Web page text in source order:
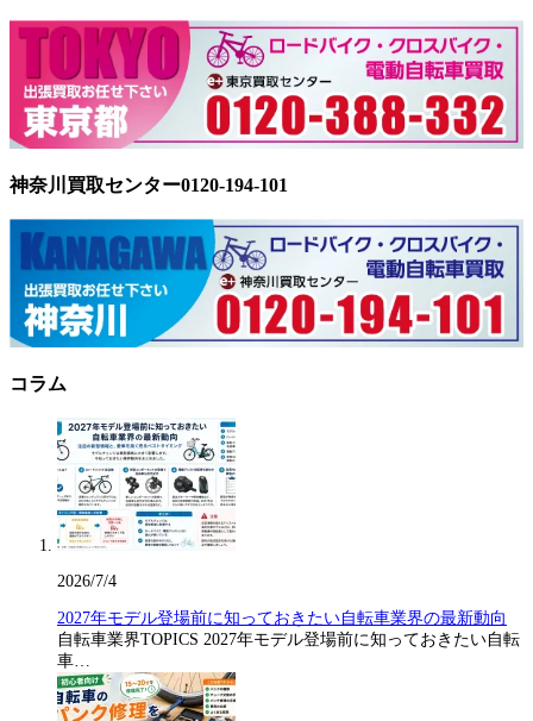
神奈川買取センター0120-194-101
コラム
2026/7/4
2027年モデル登場前に知っておきたい自転車業界の最新動向
自転車業界TOPICS 2027年モデル登場前に知っておきたい自転
車…